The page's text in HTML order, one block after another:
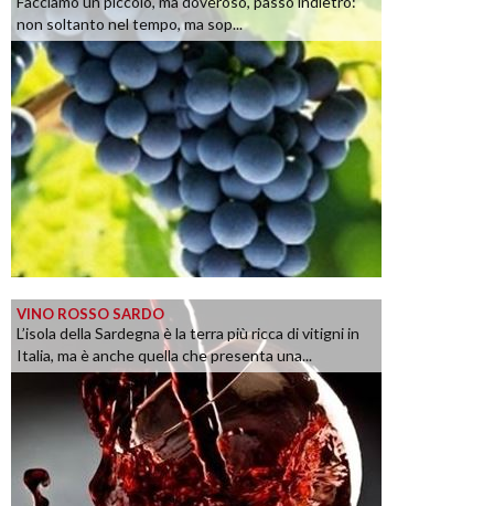
non soltanto nel tempo, ma sop...
VINO ROSSO SARDO
L’isola della Sardegna è la terra più ricca di vitigni in
Italia, ma è anche quella che presenta una...